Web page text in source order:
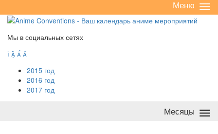
/
Меню
Мы в социальных сетях
   
2015 год
2016 год
2017 год
Месяцы